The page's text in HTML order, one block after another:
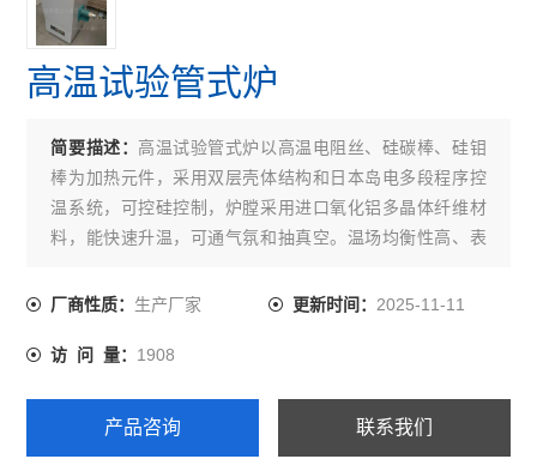
高温试验管式炉
简要描述： 高温试验管式炉以高温电阻丝、硅碳棒、硅钼
棒为加热元件，采用双层壳体结构和日本岛电多段程序控
温系统，可控硅控制，炉膛采用进口氧化铝多晶体纤维材
料，能快速升温，可通气氛和抽真空。温场均衡性高、表
卧式、可开启式、立式、单温区、多温区等多种管式炉
小批量生产之用。
厂商性质： 生产厂家 更新时间： 2025-11-11
访 问 量： 1908
产品咨询 联系我们